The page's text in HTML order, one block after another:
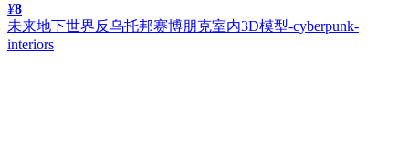
¥8
未来地下世界反乌托邦赛博朋克室内3D模型-cyberpunk-
interiors